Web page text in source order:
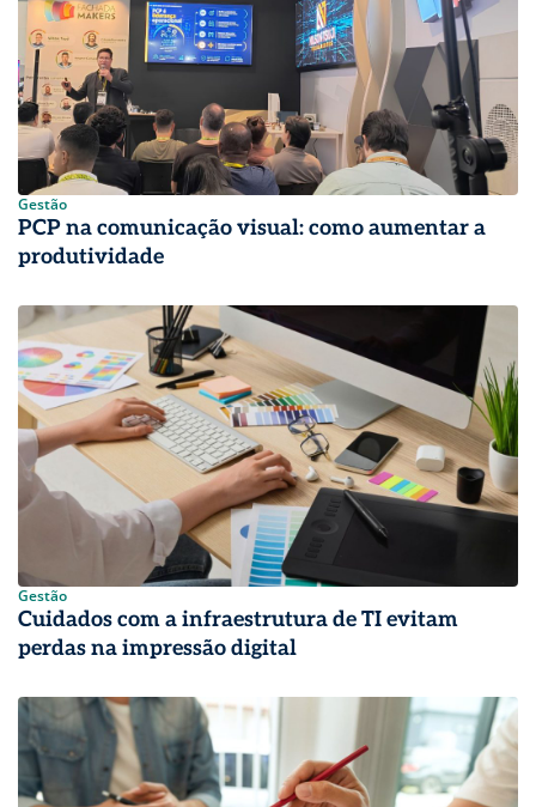
Gestão
PCP na comunicação visual: como aumentar a
produtividade
Gestão
Cuidados com a infraestrutura de TI evitam
perdas na impressão digital